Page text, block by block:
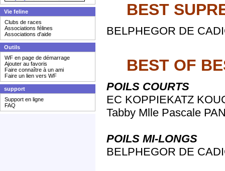
Vie feline
Clubs de races
Associations félines
Associations d'aide
Outils
WF en page de démarrage
Ajouter au favoris
Faire connaître à un ami
Faire un lien vers WF
support
Support en ligne
FAQ
BEST
BELPHEGOR DE
BEST OF
POILS COURTS
EC KOPPIEKATZ
Tabby Mlle Pascale
POILS MI-LONGS
BELPHEGOR DE